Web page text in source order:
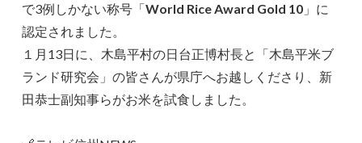
で3例しかない称号「World Rice Award Gold 10 」に
認定されました。
１月13日に、木島平村の日台正博村長と「木島平米ブ
ランド研究会」の皆さんが県庁へお越しくださり、新
田恭士副知事らがお米を試食しました。